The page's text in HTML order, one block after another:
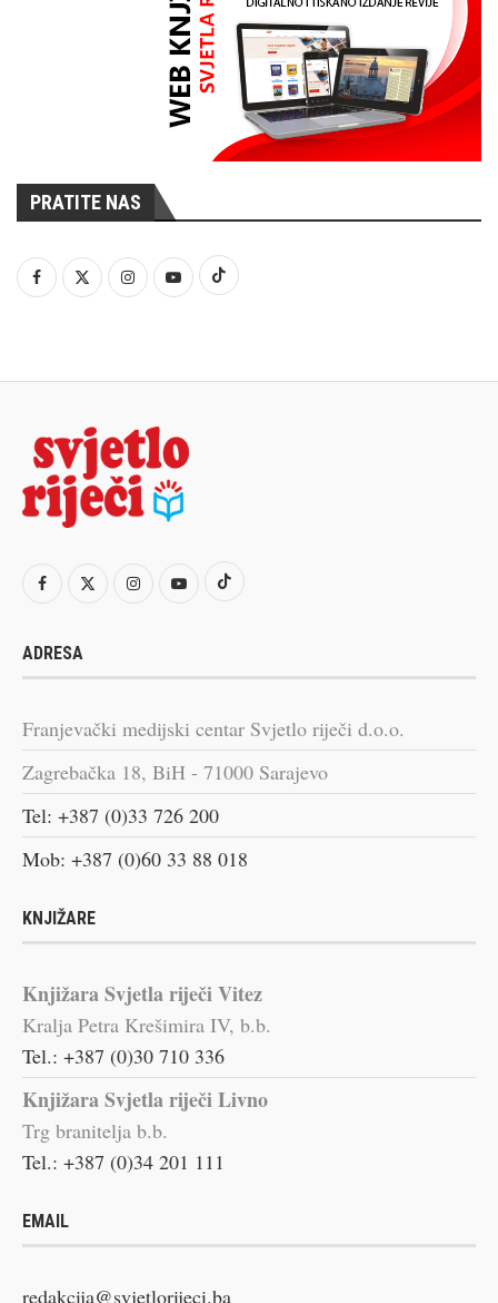
PRATITE NAS
ADRESA
Franjevački medijski centar Svjetlo riječi d.o.o.
Zagrebačka 18, BiH - 71000 Sarajevo
Tel: +387 (0)33 726 200
Mob: +387 (0)60 33 88 018
KNJIŽARE
Knjižara Svjetla riječi Vitez
Kralja Petra Krešimira IV, b.b.
Tel.: +387 (0)30 710 336
Knjižara Svjetla riječi Livno
Trg branitelja b.b.
Tel.: +387 (0)34 201 111
EMAIL
redakcija@svjetlorijeci.ba